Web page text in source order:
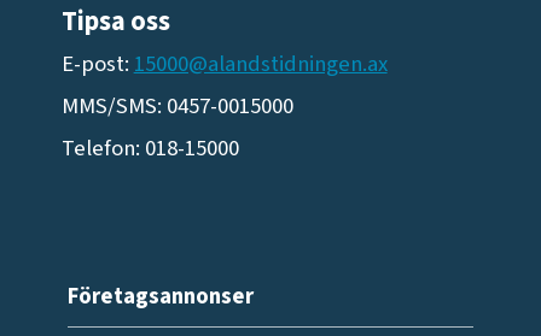
Tipsa oss
E-post: 15000@alandstidningen.ax
MMS/SMS: 0457-0015000
Telefon: 018-15000
Företagsannonser